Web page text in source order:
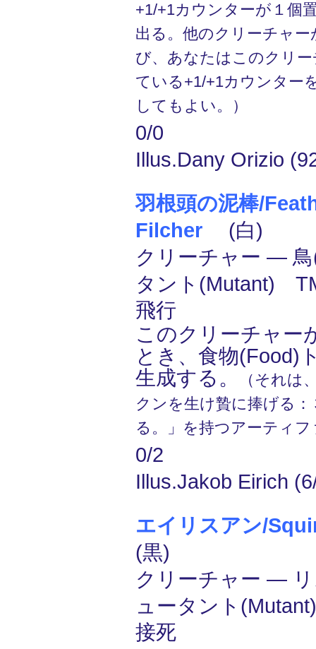
+1/+1カウンターが１個
出る。他のクリーチャ
び、あなたはこのクリ
ている+1/+1カウンター
してもよい。）
0/0
Illus.Dany Orizio
羽根頭の泥棒/
Filcher (白)
クリーチャー ―
タント(Mutant)
飛行
このクリーチャー
とき、食物(Food)
生成する。
（それは
クンを生け贄に捧げる
る。」を持つアーティ
0/2
Illus.Jakob Eirich
エイリスアン/
(黒)
クリーチャー ―
ュータント
接死